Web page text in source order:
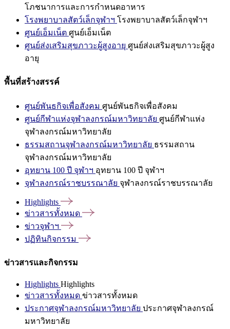
โภชนาการและการกำหนดอาหาร
โรงพยาบาลสัตว์เล็กจุฬาฯ โรงพยาบาลสัตว์เล็กจุฬาฯ
ศูนย์เอ็มเน็ต ศูนย์เอ็มเน็ต
ศูนย์ส่งเสริมสุขภาวะผู้สูงอายุ ศูนย์ส่งเสริมสุขภาวะผู้สูง
อายุ
พื้นที่สร้างสรรค์
ศูนย์พันธกิจเพื่อสังคม ศูนย์พันธกิจเพื่อสังคม
ศูนย์กีฬาแห่งจุฬาลงกรณ์มหาวิทยาลัย ศูนย์กีฬาแห่ง
จุฬาลงกรณ์มหาวิทยาลัย
ธรรมสถานจุฬาลงกรณ์มหาวิทยาลัย ธรรมสถาน
จุฬาลงกรณ์มหาวิทยาลัย
อุทยาน 100 ปี จุฬาฯ อุทยาน 100 ปี จุฬาฯ
จุฬาลงกรณ์ราชบรรณาลัย จุฬาลงกรณ์ราชบรรณาลัย
Highlights
ข่าวสารทั้งหมด
ข่าวจุฬาฯ
ปฏิทินกิจกรรม
ข่าวสารและกิจกรรม
Highlights Highlights
ข่าวสารทั้งหมด ข่าวสารทั้งหมด
ประกาศจุฬาลงกรณ์มหาวิทยาลัย ประกาศจุฬาลงกรณ์
มหาวิทยาลัย